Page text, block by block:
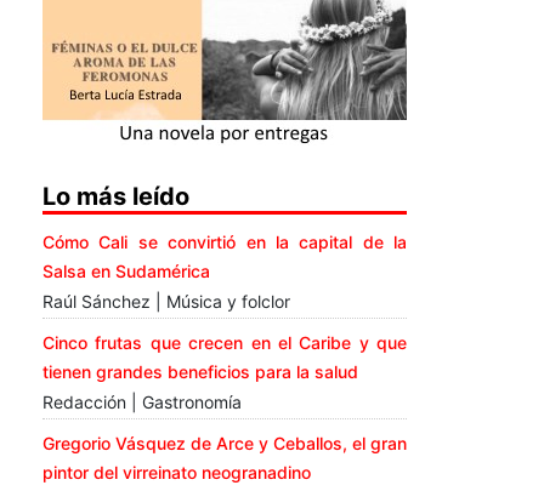
Lo más leído
Cómo Cali se convirtió en la capital de la
Salsa en Sudamérica
Raúl Sánchez | Música y folclor
Cinco frutas que crecen en el Caribe y que
tienen grandes beneficios para la salud
Redacción | Gastronomía
Gregorio Vásquez de Arce y Ceballos, el gran
pintor del virreinato neogranadino